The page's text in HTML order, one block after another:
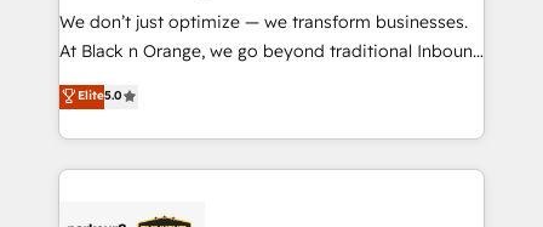
Développement des interfaces avec vos logiciels
métiers ⚙️ Configuration de la plateforme HubSpot
Book Process & Guidelines utilisateurs 🎓
Formations des utilisateurs
We don’t just optimize — we transform businesses.
At Black n Orange, we go beyond traditional Inbound
Marketing with our exclusive methodologies:
BOOMS and BOOST. Together, they form a powerful
combination that has driven success for over 800
businesses worldwide. As Elite HubSpot Partners, we
Elite5.0